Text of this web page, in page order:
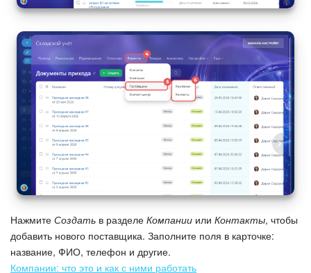
Нажмите Создать в разделе Компании или Контакты, чтобы
добавить нового поставщика. Заполните поля в карточке:
название, ФИО, телефон и другие.
Компании: что это и как с ними работать